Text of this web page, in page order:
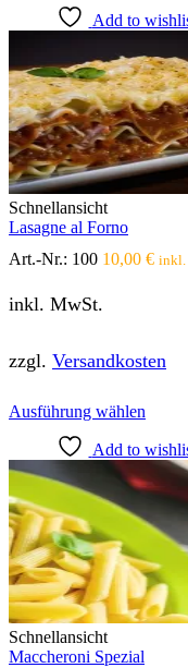
weist
auf.
Die
auf
der
Add to
Schnellansicht
Lasagne al Forno
Art.-Nr.: 100 10,00 € inkl.
inkl. MwSt.
zzgl. Versandkosten
Ausführung wählen
weist
auf.
Die
auf
der
Add to
Schnellansicht
Maccheroni Spezial